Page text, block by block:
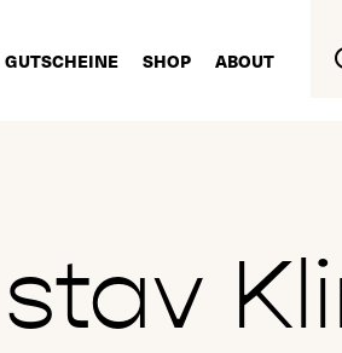
GUTSCHEINE SHOP ABOUT